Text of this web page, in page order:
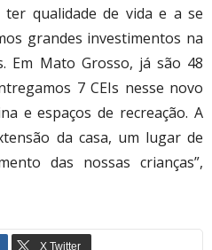
qualidade de vida e a se
grandes investimentos na
Em Mato Grosso, já são 48
7 CEIs nesse novo
e espaços de recreação. A
da casa, um lugar de
das nossas crianças”,